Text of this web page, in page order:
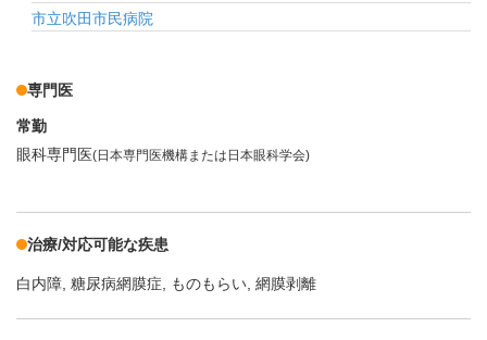
市立吹田市民病院
専門医
常勤
眼科専門医(日本専門医機構または日本眼科学会)
治療/対応可能な疾患
白内障 糖尿病網膜症 ものもらい 網膜剥離